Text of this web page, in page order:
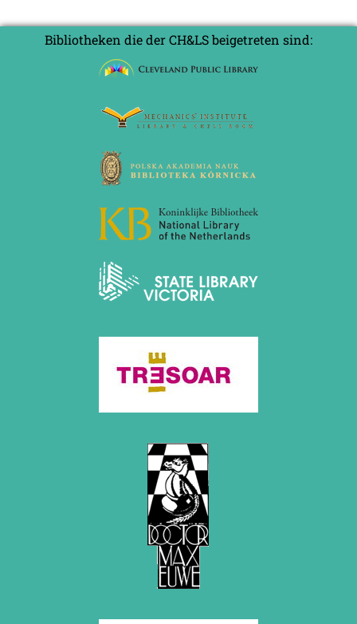
Bibliotheken die der CH&LS beigetreten sind: